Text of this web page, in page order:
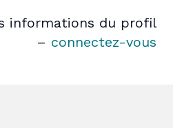
informations du profil
– connectez-vous